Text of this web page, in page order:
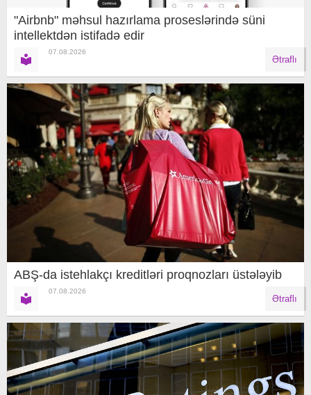
"Airbnb" məhsul hazırlama proseslərində süni
intellektdən istifadə edir
07.08.2026
Ətraflı
ABŞ-da istehlakçı kreditləri proqnozları üstələyib
07.08.2026
Ətraflı